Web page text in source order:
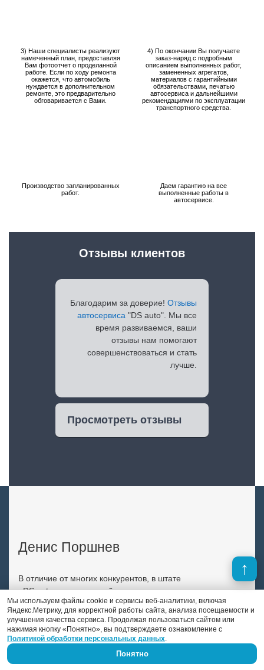
3) Наши специалисты реализуют
намеченный план, предоставляя
Вам фотоотчет о проделанной
работе. Если по ходу ремонта
окажется, что автомобиль
нуждается в дополнительном
ремонте, это предварительно
обговаривается с Вами.
4) По окончании Вы получаете
заказ-наряд с подробным
описанием выполненных работ,
замененных агрегатов,
материалов с гарантийными
обязательствами, печатью
автосервиса и дальнейшими
рекомендациями по эксплуатации
транспортного средства.
Производство запланированных
работ.
Даем гарантию на все
выполненные работы в
автосервисе.
Благодарим за доверие! Отзывы
автосервиса "DS auto". Мы все
время развиваемся, ваши
отзывы нам помогают
совершенствоваться и стать
лучше.
Просмотреть отзывы
Отзывы клиентов
Денис Поршнев
В отличие от многих конкурентов, в штате
«DS auto» есть опытный автоэлектрик-
диагност. Это Денис Поршнев, который
занимается автоэлектрикой уже 9 лет.
Previous
Мы используем файлы cookie и сервисы веб-аналитики, включая
Яндекс.Метрику, для корректной работы сайта, анализа посещаемости и
улучшения качества сервиса. Продолжая пользоваться сайтом или
нажимая кнопку «Понятно», вы подтверждаете ознакомление с
Политикой обработки персональных данных.
Понятно